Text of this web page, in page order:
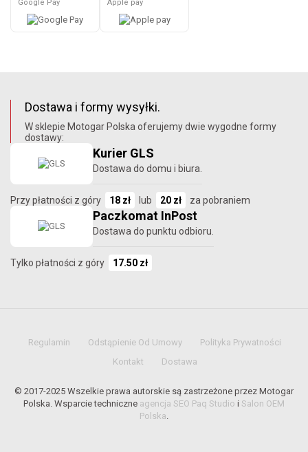
Google Pay Apple pay
Dostawa i formy wysyłki.
W sklepie Motogar Polska oferujemy dwie wygodne formy
dostawy:
Kurier GLS
Dostawa do domu i biura.
Przy płatności z góry 18 zł lub 20 zł za pobraniem
Paczkomat InPost
Dostawa do punktu odbioru.
Tylko płatności z góry 17.50 zł
Regulamin Odstąpienie Od Umowy
Polityka Prywatności
Kontakt
Dostawa
© 2017-2025 Wszelkie prawa autorskie są zastrzeżone przez Motogar
Polska. Wsparcie techniczne agencja SEO Paq Studio i Salon OEM
Polska